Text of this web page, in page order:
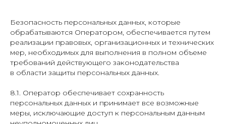
Безопасность персональных данных, которые
обрабатываются Оператором, обеспечивается путем
реализации правовых, организационных и технических
мер, необходимых для выполнения в полном объеме
требований действующего законодательства
в области защиты персональных данных.
8.1. Оператор обеспечивает сохранность
персональных данных и принимает все возможные
меры, исключающие доступ к персональным данным